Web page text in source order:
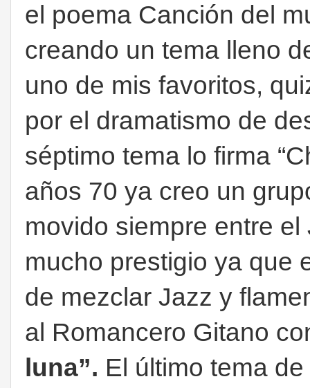
el poema Canción del
creando un tema lleno
uno de mis favoritos,
por el dramatismo de
séptimo tema lo firma
años 70 ya creo un
movido siempre entre
mucho prestigio ya que
de mezclar Jazz y
al Romancero Gitano
luna”. El último tema